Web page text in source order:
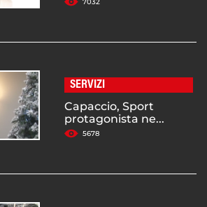
7032
SERVIZI
Capaccio, Sport
protagonista ne...
5678